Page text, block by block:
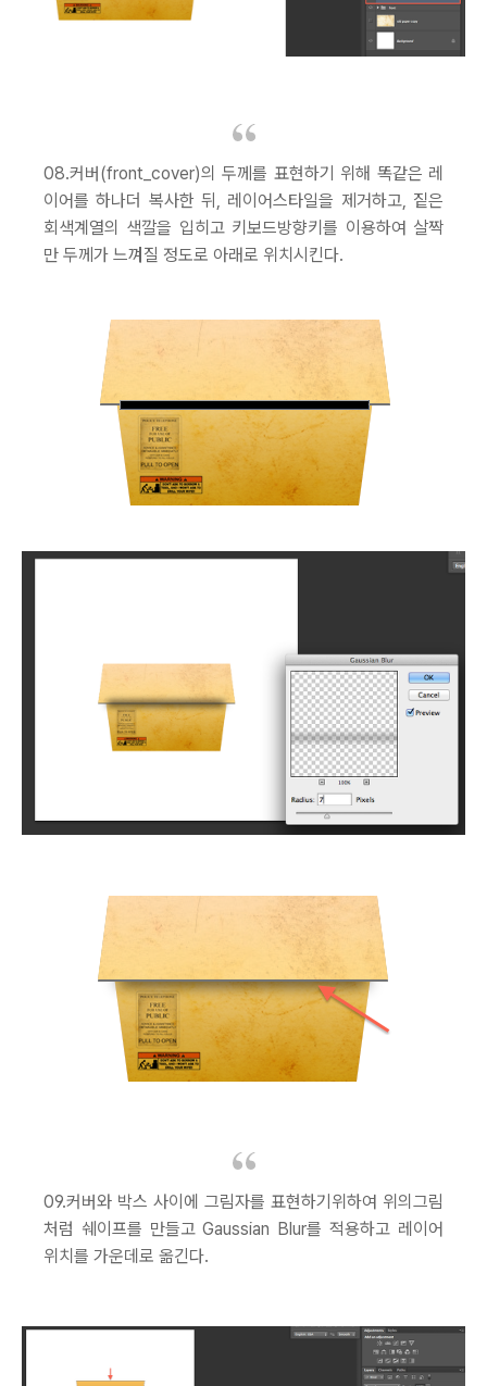
08.커버(front_cover)의 두께를 표현하기 위해 똑같은 레
이어를 하나더 복사한 뒤, 레이어스타일을 제거하고, 짙은
회색계열의 색깔을 입히고 키보드방향키를 이용하여 살짝
만 두께가 느껴질 정도로 아래로 위치시킨다.
09.커버와 박스 사이에 그림자를 표현하기위하여 위의그림
처럼 쉐이프를 만들고 Gaussian Blur를 적용하고 레이어
위치를 가운데로 옮긴다.